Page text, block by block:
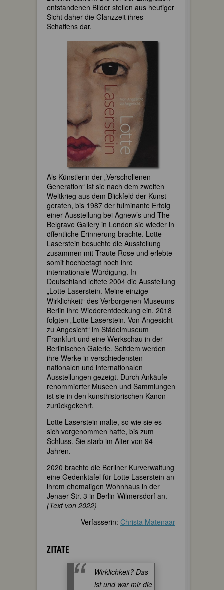
entstandenen Bilder stellen aus heutiger
Sicht daher die Glanzzeit ihres
Schaffens dar.
Als Künstlerin der „Verschollenen
Generation“ ist sie nach dem zweiten
Weltkrieg aus dem Blickfeld der Kunst
geraten, bis 1987 der fulminante Erfolg
einer Ausstellung bei Agnew’s und The
Belgrave Gallery in London sie wieder in
öffentliche Erinnerung brachte. Lotte
Laserstein besuchte die Ausstellung
zusammen mit Traute Rose und erlebte
somit hochbetagt noch ihre
internationale Würdigung. In
Deutschland leitete 2004 die Ausstellung
„Lotte Laserstein. Meine einzige
Wirklichkeit“ des Verborgenen Museums
Berlin ihre Wiederentdeckung ein. 2018
folgten „Lotte Laserstein. Von Angesicht
zu Angesicht“ im Städelmuseum
Frankfurt und eine Werkschau in der
Berlinischen Galerie. Seitdem werden
ihre Werke in verschiedensten
nationalen und internationalen
Ausstellungen gezeigt. Durch Ankäufe
renommierter Museen und Sammlungen
ist sie in den kunsthistorischen Kanon
zurückgekehrt.
Lotte Laserstein malte, so wie sie es
sich vorgenommen hatte, bis zum
Schluss. Sie starb im Alter von 94
Jahren.
2020 brachte die Berliner Kurverwaltung
eine Gedenktafel für Lotte Laserstein an
ihrem ehemaligen Wohnhaus in der
Jenaer Str. 3 in Berlin-Wilmersdorf an.
(Text von 2022)
Verfasserin: Christa Matenaar
ZITATE
Wirklichkeit? Das
ist und war mir die